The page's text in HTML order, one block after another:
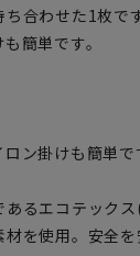
合わせた1枚
簡単です。
ン掛けも簡単で
るエコテック
を使用。安全